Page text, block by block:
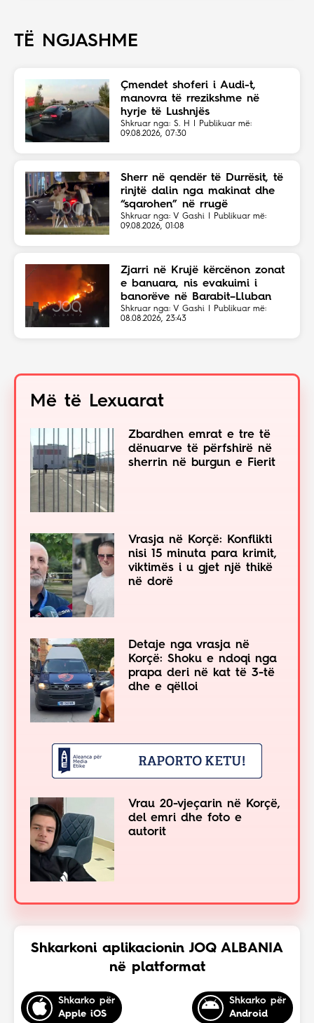
TË NGJASHME
Çmendet shoferi i Audi-t,
manovra të rrezikshme në
hyrje të Lushnjës
Shkruar nga: S. H | Publikuar më:
09.08.2026, 07:30
Sherr në qendër të Durrësit, të
rinjtë dalin nga makinat dhe
“sqarohen” në rrugë
Shkruar nga: V Gashi | Publikuar më:
09.08.2026, 01:08
Zjarri në Krujë kërcënon zonat
e banuara, nis evakuimi i
banorëve në Barabit–Lluban
Shkruar nga: V Gashi | Publikuar më:
08.08.2026, 23:43
Më të Lexuarat
Zbardhen emrat e tre të
dënuarve të përfshirë në
sherrin në burgun e Fierit
Vrasja në Korçë: Konflikti
nisi 15 minuta para krimit,
viktimës i u gjet një thikë
në dorë
Detaje nga vrasja në
Korçë: Shoku e ndoqi nga
prapa deri në kat të 3-të
dhe e qëlloi
Vrau 20-vjeçarin në Korçë,
del emri dhe foto e
autorit
Shkarkoni aplikacionin JOQ ALBANIA
në platformat
Shkarko për
Apple iOS
Shkarko për
Android